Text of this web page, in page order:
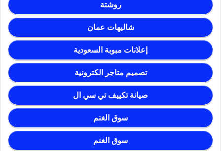
روشتة
شاليهات عمان
إعلانات مبوبة السعودية
تصميم متاجر الكترونية
صيانة تكييف تي سي ال
سوق الغنم
سوق الغنم